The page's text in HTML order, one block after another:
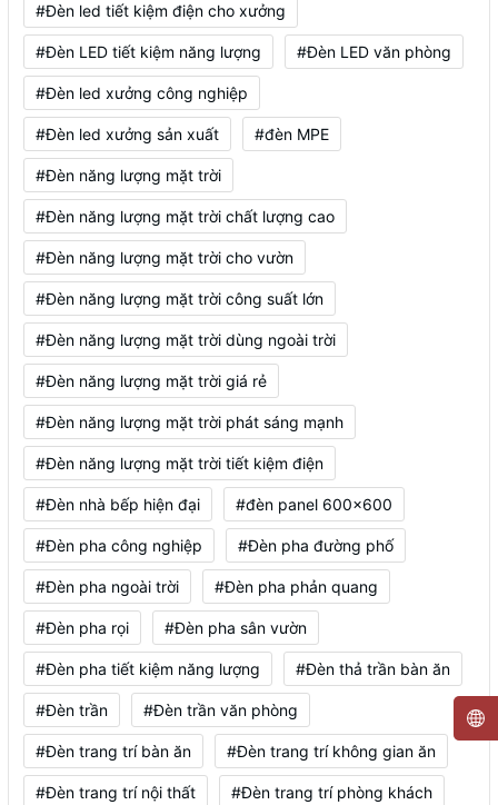
#Đèn led tiết kiệm điện cho xưởng
#Đèn LED tiết kiệm năng lượng #Đèn LED văn phòng
#Đèn led xưởng công nghiệp
#Đèn led xưởng sản xuất #đèn MPE
#Đèn năng lượng mặt trời
#Đèn năng lượng mặt trời chất lượng cao
#Đèn năng lượng mặt trời cho vườn
#Đèn năng lượng mặt trời công suất lớn
#Đèn năng lượng mặt trời dùng ngoài trời
#Đèn năng lượng mặt trời giá rẻ
#Đèn năng lượng mặt trời phát sáng mạnh
#Đèn năng lượng mặt trời tiết kiệm điện
#Đèn nhà bếp hiện đại #đèn panel 600x600
#Đèn pha công nghiệp #Đèn pha đường phố
#Đèn pha ngoài trời #Đèn pha phản quang
#Đèn pha rọi #Đèn pha sân vườn
#Đèn pha tiết kiệm năng lượng #Đèn thả trần bàn ăn
#Đèn trần #Đèn trần văn phòng
#Đèn trang trí bàn ăn #Đèn trang trí không gian ăn
#Đèn trang trí nội thất #Đèn trang trí phòng khách